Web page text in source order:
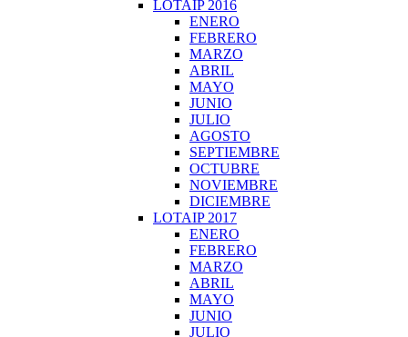
LOTAIP 2016
ENERO
FEBRERO
MARZO
ABRIL
MAYO
JUNIO
JULIO
AGOSTO
SEPTIEMBRE
OCTUBRE
NOVIEMBRE
DICIEMBRE
LOTAIP 2017
ENERO
FEBRERO
MARZO
ABRIL
MAYO
JUNIO
JULIO